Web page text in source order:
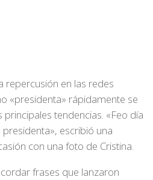
repercusión en las redes
«presidenta» rápidamente se
tendencias. «Feo día
escribió una
con una foto de Cristina.
frases que lanzaron